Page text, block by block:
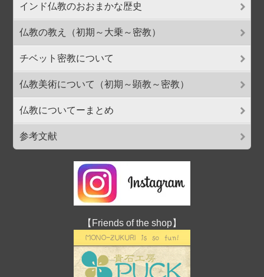
インド仏教のおおまかな歴史
仏教の教え（初期～大乗～密教）
チベット密教について
仏教美術について（初期～顕教～密教）
仏教についてーまとめ
参考文献
【Friends of the shop】